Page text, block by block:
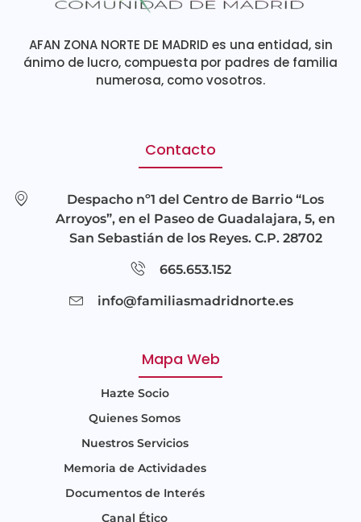
AFAN ZONA NORTE DE MADRID es una entidad, sin
ánimo de lucro, compuesta por padres de familia
numerosa, como vosotros.
Contacto
Despacho nº1 del Centro de Barrio “Los
Arroyos”, en el Paseo de Guadalajara, 5, en
San Sebastián de los Reyes. C.P. 28702
665.653.152
info@familiasmadridnorte.es
Mapa Web
Hazte Socio
Quienes Somos
Nuestros Servicios
Memoria de Actividades
Documentos de Interés
Canal Ético